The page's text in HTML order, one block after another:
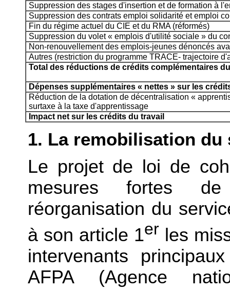
Suppression des stages d'insertion et de formation à
Suppression des contrats emploi solidarité et emploi
Fin du régime actuel du CIE et du RMA (réformés)
Suppression du volet « emplois d'utilité sociale » du
Non-renouvellement des emplois-jeunes dénoncés
Autres (restriction du programme TRACE- trajectoire
Total des réductions de crédits complémentaires
Dépenses supplémentaires « nettes » sur les
Réduction de la dotation de décentralisation «
surtaxe à la taxe d'apprentissage
Impact net sur les crédits du travail
1. La remobilisation
Le projet de loi de
mesures fortes
réorganisation du
à son article 1er les
intervenants
AFPA (Agence